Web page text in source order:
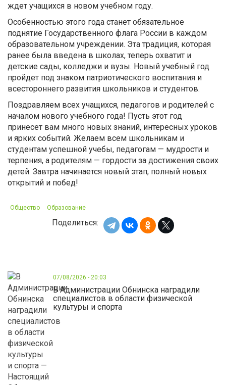
07/08/2026 - 20:03
В Администрации Обнинска наградили
специалистов в области физической
культуры и спорта
ждет учащихся в новом учебном году.
Особенностью этого года станет обязательное
поднятие Государственного флага России в каждом
образовательном учреждении. Эта традиция, которая
ранее была введена в школах, теперь охватит и
детские сады, колледжи и вузы. Новый учебный год
пройдет под знаком патриотического воспитания и
всестороннего развития школьников и студентов.
Поздравляем всех учащихся, педагогов и родителей с
началом нового учебного года! Пусть этот год
принесет вам много новых знаний, интересных уроков
и ярких событий. Желаем всем школьникам и
студентам успешной учебы, педагогам — мудрости и
терпения, а родителям — гордости за достижения своих
детей. Завтра начинается новый этап, полный новых
открытий и побед!
Общество Образование
Поделиться: